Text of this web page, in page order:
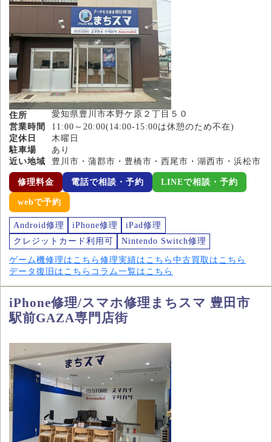
住所
愛知県豊川市本野ケ原２丁目５０
営業時間
11:00～20:00(14:00-15:00は休憩のため不在)
定休日
木曜日
駐車場
あり
近い地域
豊川市・蒲郡市・豊橋市・西尾市・湖西市・浜松市
修理料金 電話で相談・予約 LINEで相談・予約
webで予約
Android修理 iPhone修理
iPad修理
クレジットカード利用可
Nintendo Switch修理
ゲーム機修理はこちら 修理実績はこちら 中古買取はこちら
データ復旧はこちら コラム一覧はこちら
iPhone修理/スマホ修理まちスマ 豊田市
駅前GAZA専門店街